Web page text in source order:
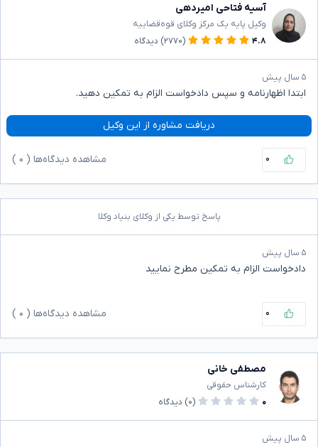
آسیه فتاحی امیردهی
وکیل پایه یک مرکز وکلای قوه‌قضاییه
۴.۸
(۲۷۷۰) دیدگاه
۵ سال پیش
ابتدا اظهارنامه و سپس دادخواست الزام به تمکین دهید.
دریافت مشاوره از این وکیل
۰ مشاهده دیدگاه‌ها ( ۰
پاسخ توسط یکی از وکلای بنیاد وکلا
۵ سال پیش
دادخواست الزام به تمکین مطرح نمایید
۰ مشاهده دیدگاه‌ها ( ۰
مصطفی خانی
کارشناس حقوقی
۰
(۰) دیدگاه
۵ سال پیش